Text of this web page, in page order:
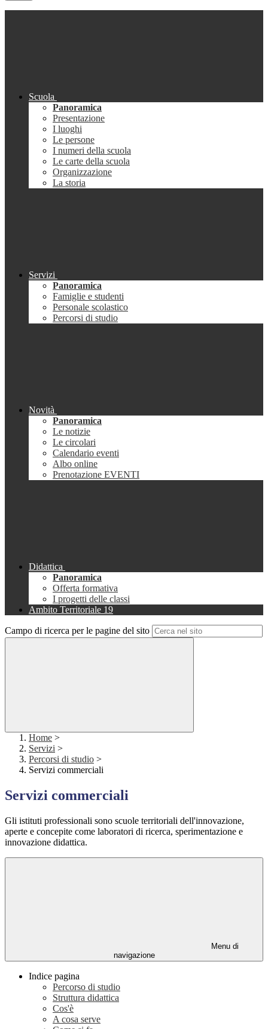
Scuola
Panoramica
Presentazione
I luoghi
Le persone
I numeri della scuola
Le carte della scuola
Organizzazione
La storia
Servizi
Panoramica
Famiglie e studenti
Personale scolastico
Percorsi di studio
Novità
Panoramica
Le notizie
Le circolari
Calendario eventi
Albo online
Prenotazione EVENTI
Didattica
Panoramica
Offerta formativa
I progetti delle classi
Ambito Territoriale 19
Campo di ricerca per le pagine del sito
Home >
Servizi >
Percorsi di studio >
Servizi commerciali
Servizi commerciali
Gli istituti professionali sono scuole territoriali dell'innovazione,
aperte e concepite come laboratori di ricerca, sperimentazione e
innovazione didattica.
Menu di
navigazione
Indice pagina
Percorso di studio
Struttura didattica
Cos'è
A cosa serve